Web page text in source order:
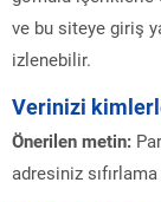
ve bu siteye giriş
izlenebilir.
Verinizi
Önerilen metin:
adresiniz